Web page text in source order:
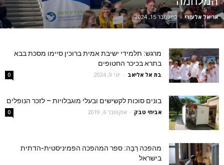
אריאל אלעזרי - ספטמבר 15, 2024
מרגש: תלמידי ישיבת אמית ברוכין סיימו מסכת בבא
בתרא בכיכר החטופים
בת אל אליאב - יוני 9, 2024 0
בונים סוכות לקשישים ובעלי מוגבלויות – לזכר הנופלים
אביחי טבק - אוקטובר 6, 2019 0
מהפכה רַבָּה: ספר המהפכה הפמיניסטית-הדתית
בישראל